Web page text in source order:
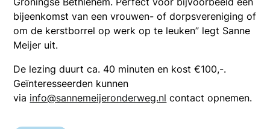
bijeenkomst van een vrouwen- of dorpsvereniging of
om de kerstborrel op werk op te leuken” legt Sanne
Meijer uit.
De lezing duurt ca. 40 minuten en kost €100,-.
Geïnteresseerden kunnen
via info@sannemeijeronderweg.nl contact opnemen.